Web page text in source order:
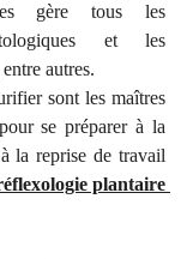
gère tous les
et les
autres.
sont les maîtres
se préparer à la
la reprise de travail
plantaire